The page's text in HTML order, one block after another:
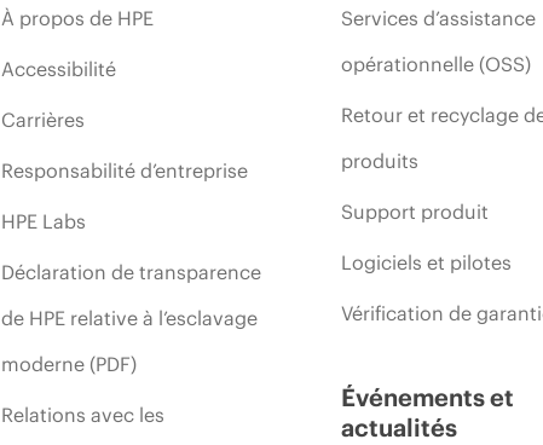
À propos de HPE
Accessibilité
Carrières
Responsabilité d’entreprise
HPE Labs
Déclaration de transparence
de HPE relative à l’esclavage
moderne (PDF)
Relations avec les
Services d’assistance
opérationnelle (OSS)
Retour et recyclage
produits
Support produit
Logiciels et pilotes
Vérification de
Événements et
actualités